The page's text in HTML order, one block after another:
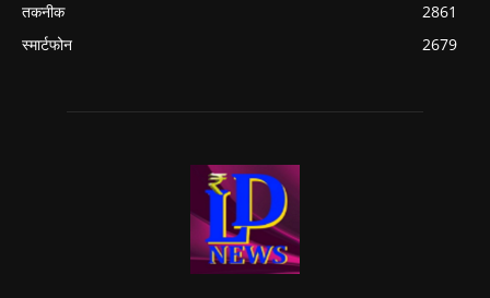
तकनीक
2861
स्मार्टफोन
2679